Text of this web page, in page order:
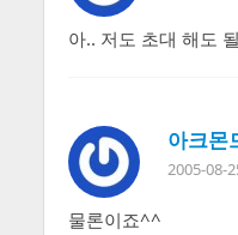
아.. 저도 초대 해도
아크몬
2005-08-
물론이죠^^